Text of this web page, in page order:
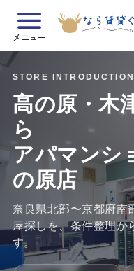
メニュー
STORE INTRODUCTION
高の原・木
ら
アパマンシ
の原店
奈良県北部〜京都府南
屋探しを、条件整理か
す。